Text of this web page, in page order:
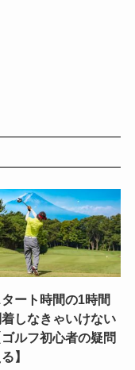
ート時間の1時間
しなきゃいけない
ルフ初心者の疑問
】